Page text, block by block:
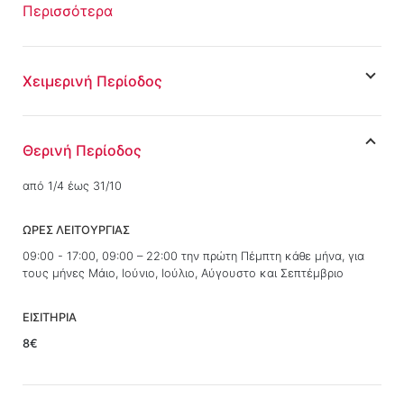
Περισσότερα
Χειμερινή Περίοδος
Θερινή Περίοδος
από 1/4 έως 31/10
ΩΡΕΣ ΛΕΙΤΟΥΡΓΙΑΣ
09:00 - 17:00, 09:00 – 22:00 την πρώτη Πέμπτη κάθε μήνα, για
τους μήνες Μάιο, Ιούνιο, Ιούλιο, Αύγουστο και Σεπτέμβριο
ΕΙΣΙΤΗΡΙΑ
8€